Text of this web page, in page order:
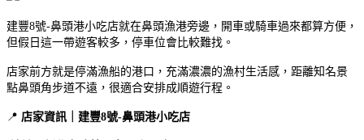
建豐8號-鼻頭港小吃店就在鼻頭漁港旁邊，開車或騎車過來都算方便，
但假日這一帶遊客較多，停車位會比較難找。
店家前方就是停滿漁船的港口，充滿濃濃的漁村生活感，距離知名景
點鼻頭角步道不遠，很適合安排成順遊行程。
📍 店家資訊｜建豐8號-鼻頭港小吃店